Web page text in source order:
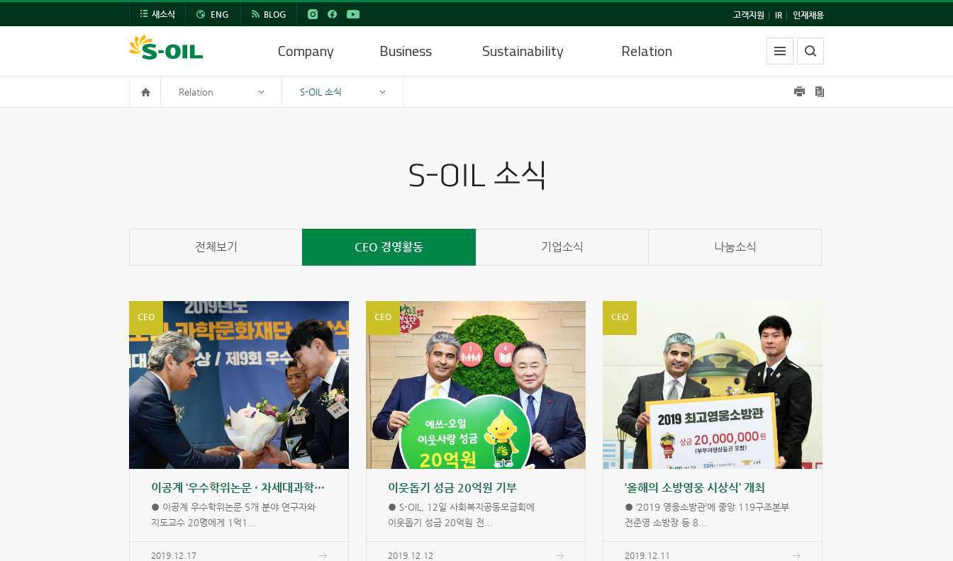
새소식 ENG BLOG 고객지원 IR 인재채용
Company Business Sustainability Relation
Relation S-OIL 소식
전체보기 CEO 경영활동 기업소식 나눔소식
CEO
이공계 ‘우수학위논문 · 차세대과학자상’ 시상식
● 이공계 우수학위논문 5개 분야 연구자와
지도교수 20명에게 1억1...
2019.12.17
CEO
이웃돕기 성금 20억원 기부
● S-OIL, 12일 사회복지공동모금회에
이웃돕기 성금 20억원 전...
2019.12.12
CEO
‘올해의 소방영웅 시상식’ 개최
● ‘2019 영웅소방관’에 중앙 119구조본부
전준영 소방장 등 8...
2019.12.11